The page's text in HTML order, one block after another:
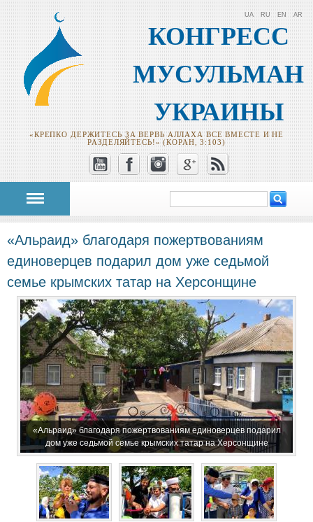
КОНГРЕСС
МУСУЛЬМАН
УКРАИНЫ
«КРЕПКО ДЕРЖИТЕСЬ ЗА ВЕРВЬ АЛЛАХА ВСЕ ВМЕСТЕ И НЕ
РАЗДЕЛЯЙТЕСЬ!» (КОРАН, 3:103)
UA RU EN AR
Форма поиска
«Альраид» благодаря пожертвованиям
единоверцев подарил дом уже седьмой
семье крымских татар на Херсонщине
«Альраид» благодаря пожертвованиям единоверцев подарил
дом уже седьмой семье крымских татар на Херсонщине